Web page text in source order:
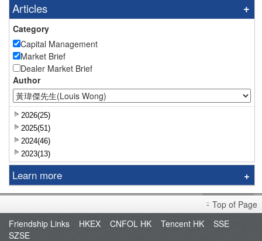
Articles
Category
Capital Management
Market Brief
Dealer Market Brief
Author
2026(25)
2025(51)
2024(46)
2023(13)
Learn more
Research Report
Sniper
Market Brief
Top of Page
Friendship Links
HKEX CNFOL HK Tencent HK
SSE
SZSE